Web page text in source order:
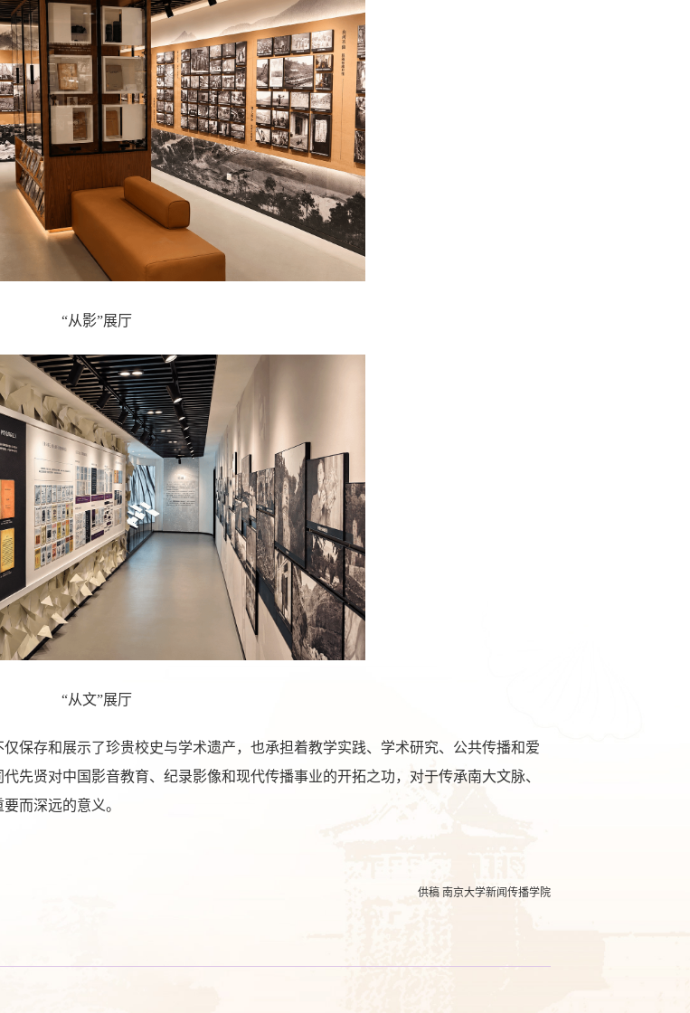
“从影”展厅
“从文”展厅
保存和展示了珍贵校史与学术遗产，也承担着教学实践、学术研究、公共传播和爱
先贤对中国影音教育、纪录影像和现代传播事业的开拓之功，对于传承南大文脉、
而深远的意义。
供稿 南京大学新闻传播学院